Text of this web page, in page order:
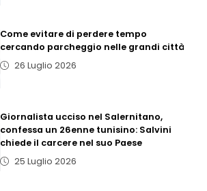
Come evitare di perdere tempo
cercando parcheggio nelle grandi città
26 Luglio 2026
Giornalista ucciso nel Salernitano,
confessa un 26enne tunisino: Salvini
chiede il carcere nel suo Paese
25 Luglio 2026